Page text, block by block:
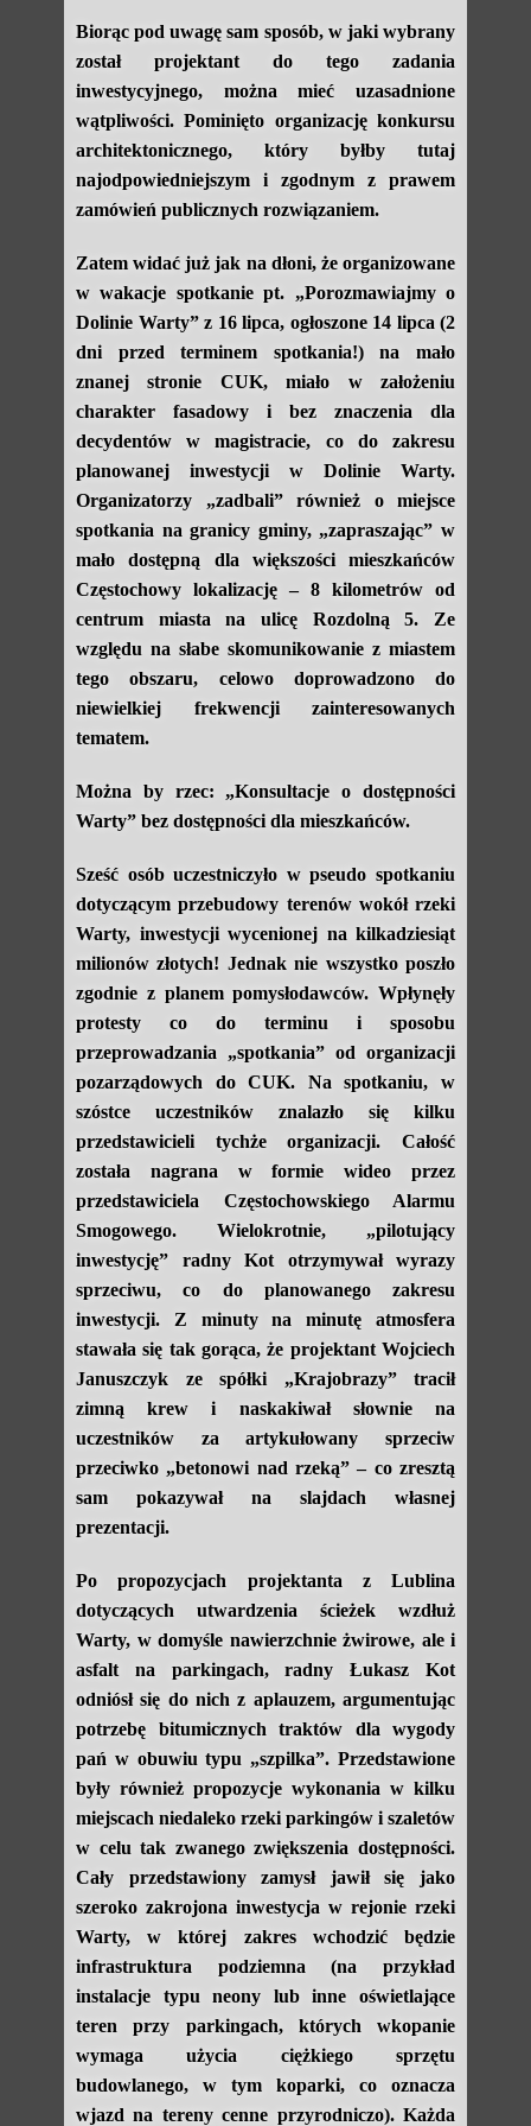
Biorąc pod uwagę sam sposób, w jaki wybrany
został projektant do tego zadania
inwestycyjnego, można mieć uzasadnione
wątpliwości. Pominięto organizację konkursu
architektonicznego, który byłby tutaj
najodpowiedniejszym i zgodnym z prawem
zamówień publicznych rozwiązaniem.
Zatem widać już jak na dłoni, że organizowane
w wakacje spotkanie pt. „Porozmawiajmy o
Dolinie Warty” z 16 lipca, ogłoszone 14 lipca (2
dni przed terminem spotkania!) na mało
znanej stronie CUK, miało w założeniu
charakter fasadowy i bez znaczenia dla
decydentów w magistracie, co do zakresu
planowanej inwestycji w Dolinie Warty.
Organizatorzy „zadbali” również o miejsce
spotkania na granicy gminy, „zapraszając” w
mało dostępną dla większości mieszkańców
Częstochowy lokalizację – 8 kilometrów od
centrum miasta na ulicę Rozdolną 5. Ze
względu na słabe skomunikowanie z miastem
tego obszaru, celowo doprowadzono do
niewielkiej frekwencji zainteresowanych
tematem.
Można by rzec: „Konsultacje o dostępności
Warty” bez dostępności dla mieszkańców.
Sześć osób uczestniczyło w pseudo spotkaniu
dotyczącym przebudowy terenów wokół rzeki
Warty, inwestycji wycenionej na kilkadziesiąt
milionów złotych! Jednak nie wszystko poszło
zgodnie z planem pomysłodawców. Wpłynęły
protesty co do terminu i sposobu
przeprowadzania „spotkania” od organizacji
pozarządowych do CUK. Na spotkaniu, w
szóstce uczestników znalazło się kilku
przedstawicieli tychże organizacji. Całość
została nagrana w formie wideo przez
przedstawiciela Częstochowskiego Alarmu
Smogowego. Wielokrotnie, „pilotujący
inwestycję” radny Kot otrzymywał wyrazy
sprzeciwu, co do planowanego zakresu
inwestycji. Z minuty na minutę atmosfera
stawała się tak gorąca, że projektant Wojciech
Januszczyk ze spółki „Krajobrazy” tracił
zimną krew i naskakiwał słownie na
uczestników za artykułowany sprzeciw
przeciwko „betonowi nad rzeką” – co zresztą
sam pokazywał na slajdach własnej
prezentacji.
Po propozycjach projektanta z Lublina
dotyczących utwardzenia ścieżek wzdłuż
Warty, w domyśle nawierzchnie żwirowe, ale i
asfalt na parkingach, radny Łukasz Kot
odniósł się do nich z aplauzem, argumentując
potrzebę bitumicznych traktów dla wygody
pań w obuwiu typu „szpilka”. Przedstawione
były również propozycje wykonania w kilku
miejscach niedaleko rzeki parkingów i szaletów
w celu tak zwanego zwiększenia dostępności.
Cały przedstawiony zamysł jawił się jako
szeroko zakrojona inwestycja w rejonie rzeki
Warty, w której zakres wchodzić będzie
infrastruktura podziemna (na przykład
instalacje typu neony lub inne oświetlające
teren przy parkingach, których wkopanie
wymaga użycia ciężkiego sprzętu
budowlanego, w tym koparki, co oznacza
wjazd na tereny cenne przyrodniczo). Każda